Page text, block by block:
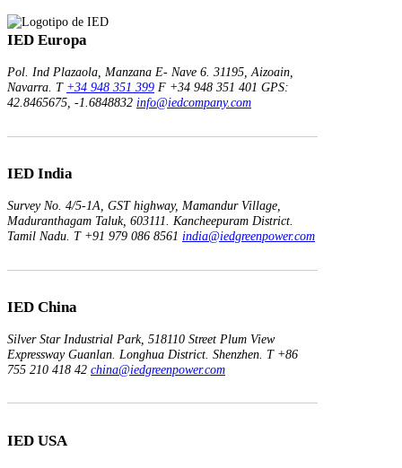
IED Europa
Pol. Ind Plazaola, Manzana E- Nave 6. 31195, Aizoain,
Navarra. T +34 948 351 399 F +34 948 351 401 GPS:
42.8465675, -1.6848832 info@iedcompany.com
IED India
Survey No. 4/5-1A, GST highway, Mamandur Village,
Maduranthagam Taluk, 603111.
Kancheepuram District.
Tamil Nadu. T +91 979 086 8561 india@iedgreenpower.com
IED China
Silver Star Industrial Park, 518110 Street Plum View
Expressway Guanlan. Longhua District. Shenzhen. T +86
755 210 418 42 china@iedgreenpower.com
IED USA